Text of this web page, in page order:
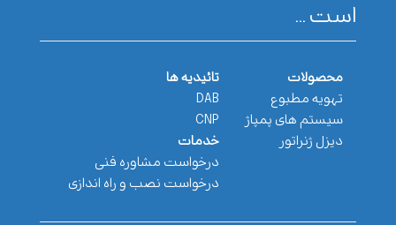
است ...
محصولات
تهویه مطبوع
سیستم های پمپاژ
دیزل ژنراتور
تائیدیه ها
DAB
CNP
خدمات
درخواست مشاوره فنی
درخواست نصب و راه اندازی